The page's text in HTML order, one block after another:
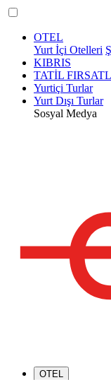
OTEL
Yurt İçi Otelleri
KIBRIS
TATİL
Yurtiçi Turlar
Yurt Dışı Turlar
Sosyal Medya
OTEL